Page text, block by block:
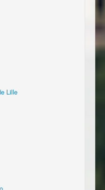
Lille